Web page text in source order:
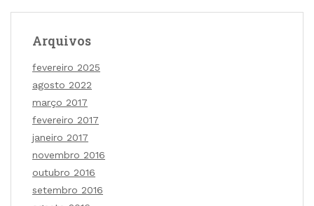
Arquivos
fevereiro 2025
agosto 2022
março 2017
fevereiro 2017
janeiro 2017
novembro 2016
outubro 2016
setembro 2016